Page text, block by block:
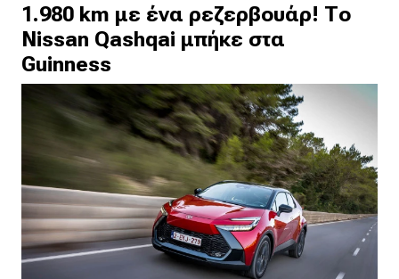
1.980 km με ένα ρεζερβουάρ! Το
Nissan Qashqai μπήκε στα
Guinness